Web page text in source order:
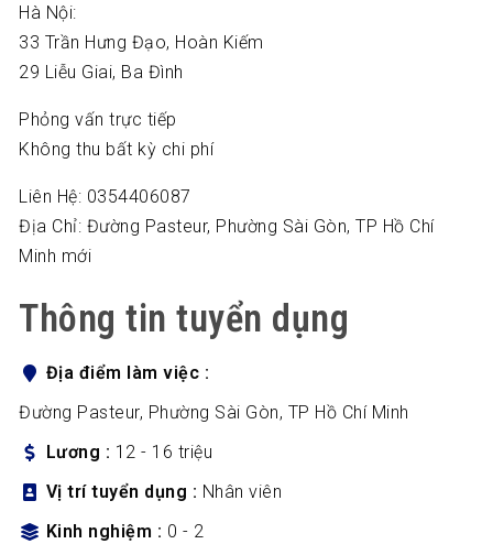
Hà Nội:
33 Trần Hưng Đạo, Hoàn Kiếm
29 Liễu Giai, Ba Đình
Phỏng vấn trực tiếp
Không thu bất kỳ chi phí
Liên Hệ: 0354406087
Địa Chỉ: Đường Pasteur, Phường Sài Gòn, TP Hồ Chí
Minh mới
Thông tin tuyển dụng
Địa điểm làm việc
Đường Pasteur, Phường Sài Gòn, TP Hồ Chí Minh
Lương
12 - 16 triệu
Vị trí tuyển dụng
Nhân viên
Kinh nghiệm
0 - 2